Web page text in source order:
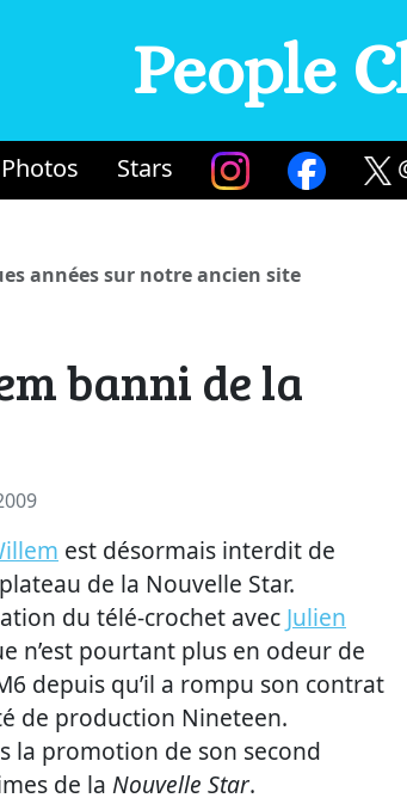
People
Photos Stars
années sur notre ancien site
banni de la
est désormais interdit de
de la Nouvelle Star.
du télé-crochet avec Julien
n’est pourtant plus en odeur de
depuis qu’il a rompu son contrat
de production Nineteen.
la promotion de son second
de la Nouvelle Star.